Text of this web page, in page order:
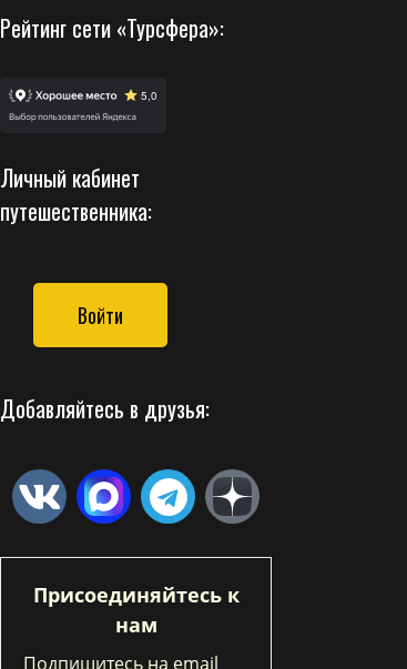
Рейтинг сети «Турсфера»:
Личный кабинет
путешественника:
Войти
Добавляйтесь в друзья:
Присоединяйтесь к
нам
Подпишитесь на email